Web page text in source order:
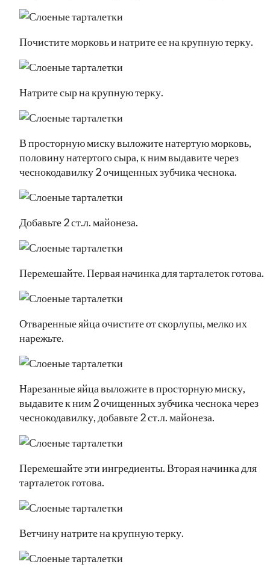
Почистите морковь и натрите ее на крупную терку.
Натрите сыр на крупную терку.
В просторную миску выложите натертую морковь,
половину натертого сыра, к ним выдавите через
чеснокодавилку 2 очищенных зубчика чеснока.
Добавьте 2 ст.л. майонеза.
Перемешайте. Первая начинка для тарталеток готова.
Отваренные яйца очистите от скорлупы, мелко их
нарежьте.
Нарезанные яйца выложите в просторную миску,
выдавите к ним 2 очищенных зубчика чеснока через
чеснокодавилку, добавьте 2 ст.л. майонеза.
Перемешайте эти ингредиенты. Вторая начинка для
тарталеток готова.
Ветчину натрите на крупную терку.